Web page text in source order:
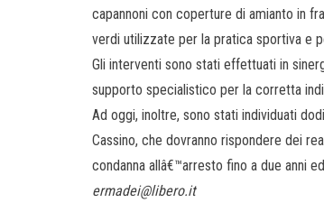
capannoni con coperture di amianto in
verdi utilizzate per la pratica sportiva e
Gli interventi sono stati effettuati in
supporto specialistico per la corretta
Ad oggi, inoltre, sono stati individuati
Cassino, che dovranno rispondere dei
condanna allâ€™arresto fino a due anni
ermadei@libero.it